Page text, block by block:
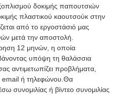
δοκιμής παπουτσιών
πλαστικού καουτσούκ στην
από το εργοστάσιό μας
μετά την αποστολή.
12 μηνών, η οποία
υπόψη τη θαλάσσια
αντιμετωπίζει προβλήματα,
email ή τηλεφώνου.Θα
συνομιλίας ή βίντεο συνομιλίας